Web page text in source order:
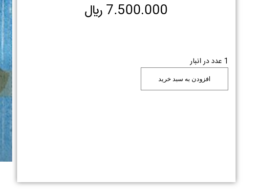
7.500.000 ﷼
1 عدد در انبار
افزودن به سبد خرید